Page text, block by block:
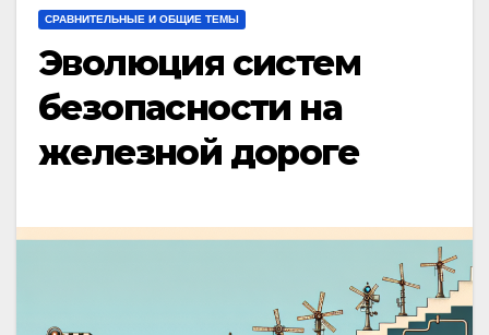
СРАВНИТЕЛЬНЫЕ И ОБЩИЕ ТЕМЫ
Эволюция систем
безопасности на
железной дороге